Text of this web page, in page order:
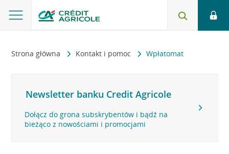
Strona główna Kontakt i pomoc Wpłatomat
Newsletter banku Credit Agricole
Dołącz do grona subskrybentów i bądź na
bieżąco z nowościami i promocjami